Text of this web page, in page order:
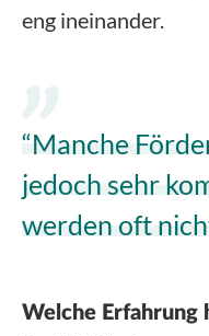
eng ineinander.
“Manche
jedoch sehr
werden oft
Welche Erfahrung